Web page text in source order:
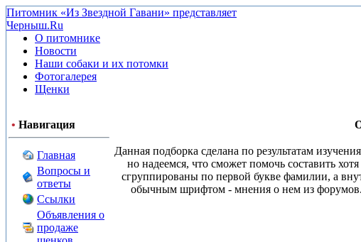
Питомник «Из Звездной Гавани» представляет
Черныш.Ru
О питомнике
Новости
Наши собаки и их потомки
Фотогалерея
Щенки
• Навигация
Главная
Вопросы и
ответы
Ссылки
Объявления о
продаже
Данная подборка сделана по результатам
но надеемся, что сможет помочь составить
сгруппированы по первой букве фамилии, а
обычным шрифтом - мнения о нем из форумов.